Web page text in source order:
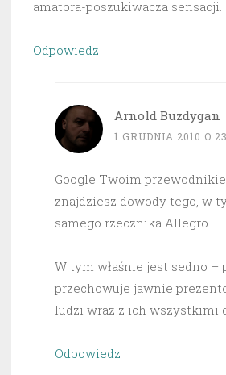
amatora-poszukiwacza sensacji.
Odpowiedz
Arnold Buzdygan
1 GRUDNIA 2010 O
Google Twoim
znajdziesz dowody tego, w
samego rzecznika Allegro.
W tym właśnie jest sedno –
przechowuje jawnie
ludzi wraz z ich wszystkimi
Odpowiedz